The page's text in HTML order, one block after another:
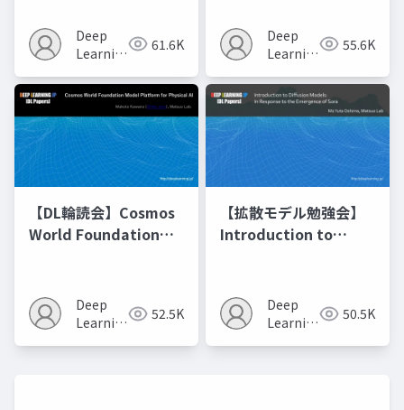
Recipes モデルマージ
の進化的最適化
Deep
Learning
61.6K
Deep
Learning
55.6K
【DL輪読会】Cosmos
World Foundation
Deep
Learning
52.5K
【拡散モデル勉強会】
Introduction to
Deep
Learning
50.5K